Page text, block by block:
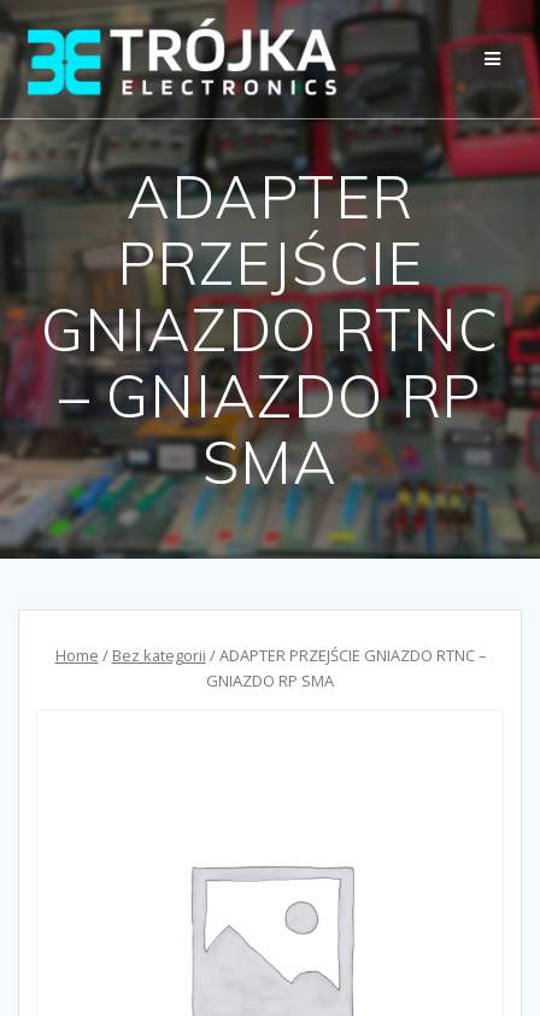
Przejdź
do
treści
ADAPTER
PRZEJŚCIE
GNIAZDO RTNC
– GNIAZDO RP
SMA
Home / Bez kategorii / ADAPTER PRZEJŚCIE GNIAZDO RTNC –
GNIAZDO RP SMA